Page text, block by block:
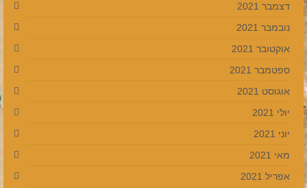
דצמבר 2021
נובמבר 2021
אוקטובר 2021
ספטמבר 2021
אוגוסט 2021
יולי 2021
יוני 2021
מאי 2021
אפריל 2021